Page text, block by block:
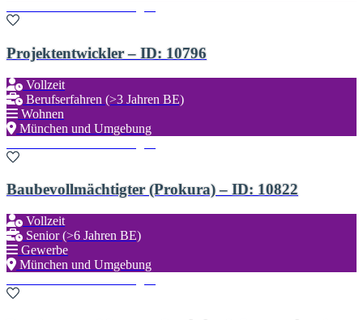
Projektentwickler – ID: 10796
Vollzeit
Berufserfahren (>3 Jahren BE)
Wohnen
München und Umgebung
Baubevollmächtigter (Prokura) – ID: 10822
Vollzeit
Senior (>6 Jahren BE)
Gewerbe
München und Umgebung